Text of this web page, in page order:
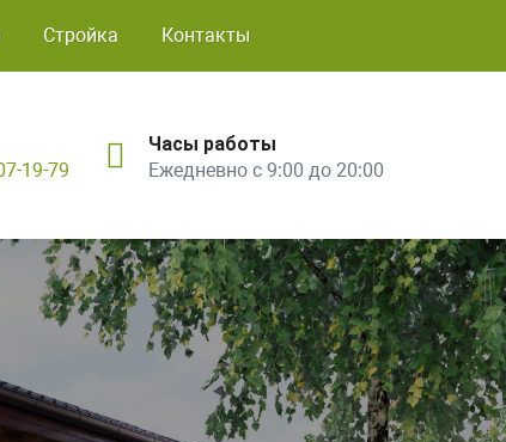
Стройка Контакты
19-79
Часы работы
Ежедневно с 9:00 до 20:00